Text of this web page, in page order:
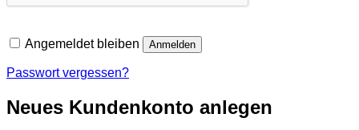
Angemeldet bleiben Anmelden
Passwort vergessen?
Neues Kundenkonto anlegen